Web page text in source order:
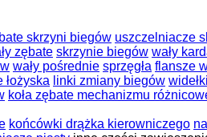
skrzyni biegów uszczelniacze
zębate skrzynie biegów wały
wały pośrednie sprzęgła flansze
łożyska linki zmiany biegów
koła zębate mechanizmu
końcówki drążka kierowniczego